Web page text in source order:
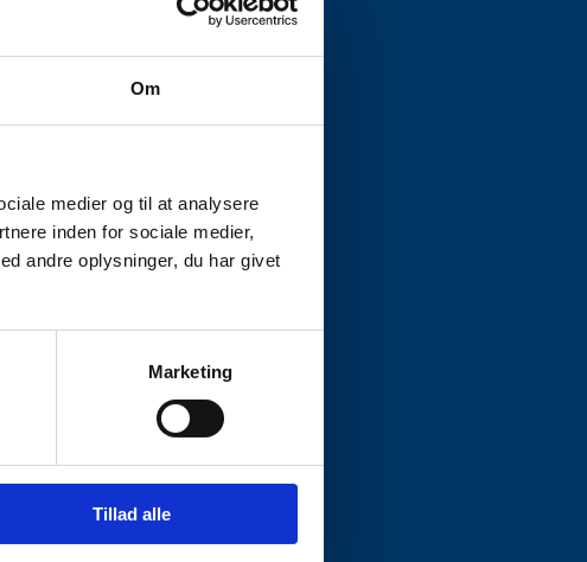
Om
medier og til at analysere
inden for sociale medier,
andre oplysninger, du har givet
Marketing
Tillad alle